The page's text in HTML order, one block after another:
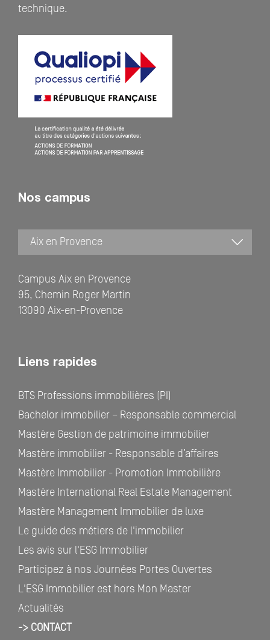
technique.
Nos campus
Campus Aix en Provence
95, Chemin Roger Martin
13090 Aix-en-Provence
Liens rapides
BTS Professions immobilières (PI)
Bachelor immobilier – Responsable commercial
Mastère Gestion de patrimoine immobilier
Mastère immobilier - Responsable d’affaires
Mastère Immobilier - Promotion Immobilière
Mastère International Real Estate Management
Mastère Management Immobilier de luxe
Le guide des métiers de l'immobilier
Les avis sur l'ESG Immobilier
Participez à nos Journées Portes Ouvertes
L'ESG Immobilier est hors Mon Master
Actualités
-> CONTACT